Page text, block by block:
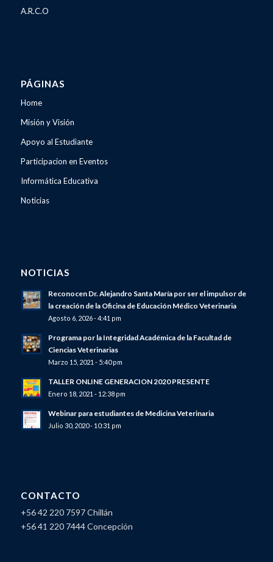
A.R.C.O
PÁGINAS
Home
Misión y Visión
Apoyo al Estudiante
Participacion en Eventos
Informática Educativa
Noticias
NOTICIAS
Reconocen Dr. Alejandro Santa María por ser el impulsor de
la creación de la Oficina de Educación Médico Veterinaria
Agosto 6, 2026 - 4:41 pm
Programa por la Integridad Académica de la Facultad de
Ciencias Veterinarias
Marzo 15, 2021 - 5:40 pm
TALLER ONLINE GENERACION 2020 PRESENTE
Enero 18, 2021 - 12:38 pm
Webinar para estudiantes de Medicina Veterinaria
Julio 30, 2020 - 10:31 pm
CONTACTO
+56 42 220 7597 Chillán
+56 41 220 7444 Concepción